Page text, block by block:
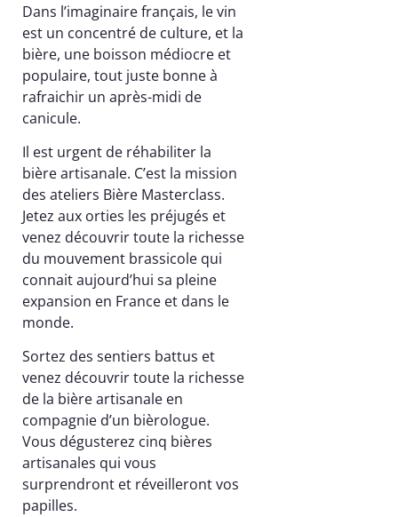
Dans l’imaginaire français, le vin
est un concentré de culture, et la
bière, une boisson médiocre et
populaire, tout juste bonne à
rafraichir un après-midi de
canicule.
Il est urgent de réhabiliter la
bière artisanale. C’est la mission
des ateliers Bière Masterclass.
Jetez aux orties les préjugés et
venez découvrir toute la richesse
du mouvement brassicole qui
connait aujourd’hui sa pleine
expansion en France et dans le
monde.
Sortez des sentiers battus et
venez découvrir toute la richesse
de la bière artisanale en
compagnie d’un bièrologue.
Vous dégusterez cinq bières
artisanales qui vous
surprendront et réveilleront vos
papilles.